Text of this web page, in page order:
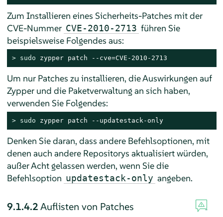
Zum Installieren eines Sicherheits-Patches mit der
CVE-Nummer CVE-2010-2713 führen Sie
beispielsweise Folgendes aus:
> sudo zypper patch --cve=CVE-2010-2713
Um nur Patches zu installieren, die Auswirkungen auf
Zypper und die Paketverwaltung an sich haben,
verwenden Sie Folgendes:
> sudo zypper patch --updatestack-only
Denken Sie daran, dass andere Befehlsoptionen, mit
denen auch andere Repositorys aktualisiert würden,
außer Acht gelassen werden, wenn Sie die
Befehlsoption updatestack-only angeben.
9.1.4.2Auflisten von Patches